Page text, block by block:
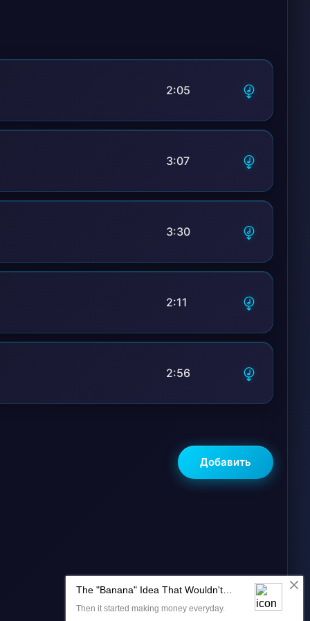
2:05
3:07
3:30
2:11
2:56
Добавить